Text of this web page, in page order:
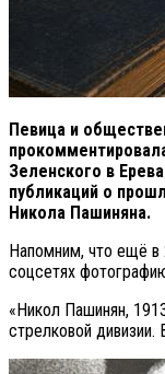
Певица и
Зеленского в
публикаций о
Никола Пашиняна.
Напомним, что ещё в
соцсетях
«Никол Пашинян,
стрелковой дивизии.